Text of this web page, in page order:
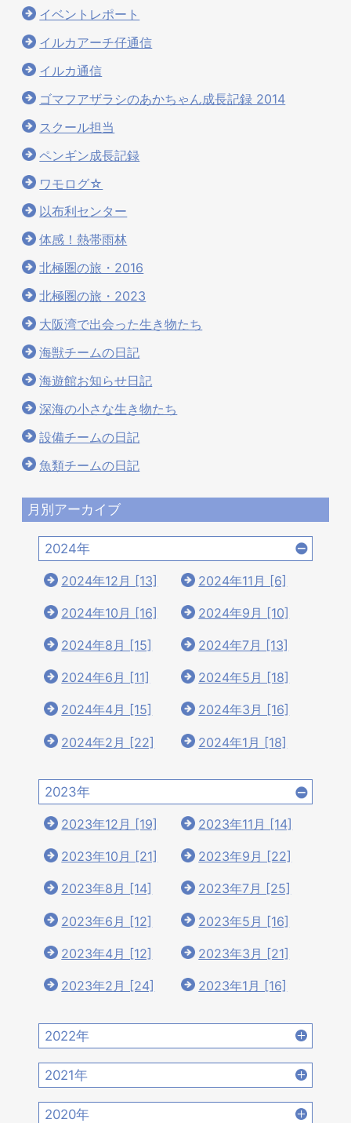
イベントレポート
イルカアーチ仔通信
イルカ通信
ゴマフアザラシのあかちゃん成長記録 2014
スクール担当
ペンギン成長記録
ワモログ☆
以布利センター
体感！熱帯雨林
北極圏の旅・2016
北極圏の旅・2023
大阪湾で出会った生き物たち
海獣チームの日記
海遊館お知らせ日記
深海の小さな生き物たち
設備チームの日記
魚類チームの日記
月別アーカイブ
2024年
2024年12月 [13] 2024年11月 [6]
2024年10月 [16] 2024年9月 [10]
2024年8月 [15] 2024年7月 [13]
2024年6月 [11] 2024年5月 [18]
2024年4月 [15] 2024年3月 [16]
2024年2月 [22] 2024年1月 [18]
2023年
2023年12月 [19] 2023年11月 [14]
2023年10月 [21] 2023年9月 [22]
2023年8月 [14] 2023年7月 [25]
2023年6月 [12] 2023年5月 [16]
2023年4月 [12] 2023年3月 [21]
2023年2月 [24] 2023年1月 [16]
2022年
2022年12月 [15] 2022年11月 [15]
2022年10月 [16] 2022年9月 [12]
2021年
2021年12月 [18] 2021年11月 [18]
2020年